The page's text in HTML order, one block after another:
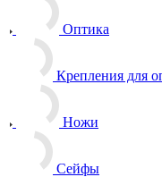
Оптика
Крепления для
Ножи
Сейфы